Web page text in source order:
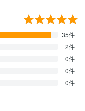
35件
2件
0件
0件
0件